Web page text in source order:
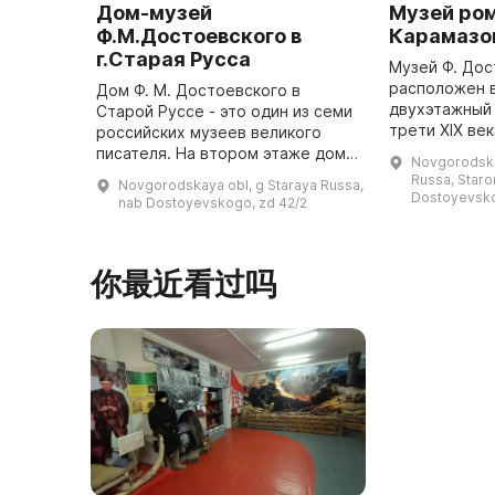
Дом-музей
Ф.М.Достоевского в
г.Старая Русса
Дом Ф. М. Достоевского в
Старой Руссе - это один из семи
российских музеев великого
писателя. На втором этаже дома
семья Достоевского,
восстановлена окружавшая их
Novgorodskaya obl, g Staraya Russa,
nab Dostoyevskogo, zd 42/2
Музей
Музей Ф.
расположен
трети XIX
Russa,
你最近看过吗